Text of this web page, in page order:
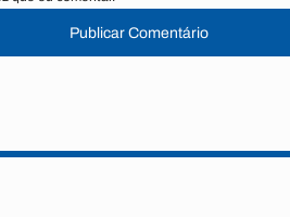
Publicar Comentário